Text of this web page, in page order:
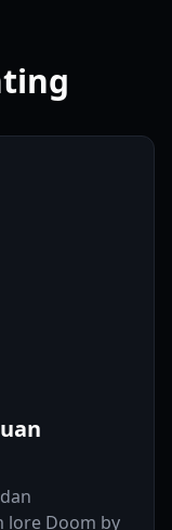
lore Doom by